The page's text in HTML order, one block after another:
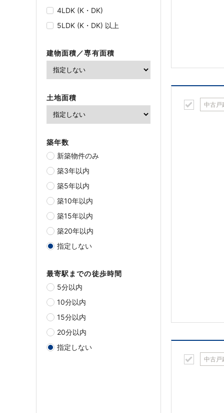
4LDK (K・DK)
5LDK (K・DK) 以上
建物面積／専有面積
土地面積
築年数
新築物件のみ
築3年以内
築5年以内
築10年以内
築15年以内
築20年以内
指定しない
最寄駅までの徒歩時間
5分以内
10分以内
15分以内
20分以内
指定しない
中古戸
中古戸